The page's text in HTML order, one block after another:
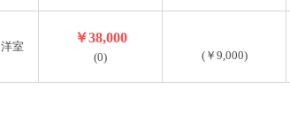
洋室
￥38,000
(0) (￥9,000)